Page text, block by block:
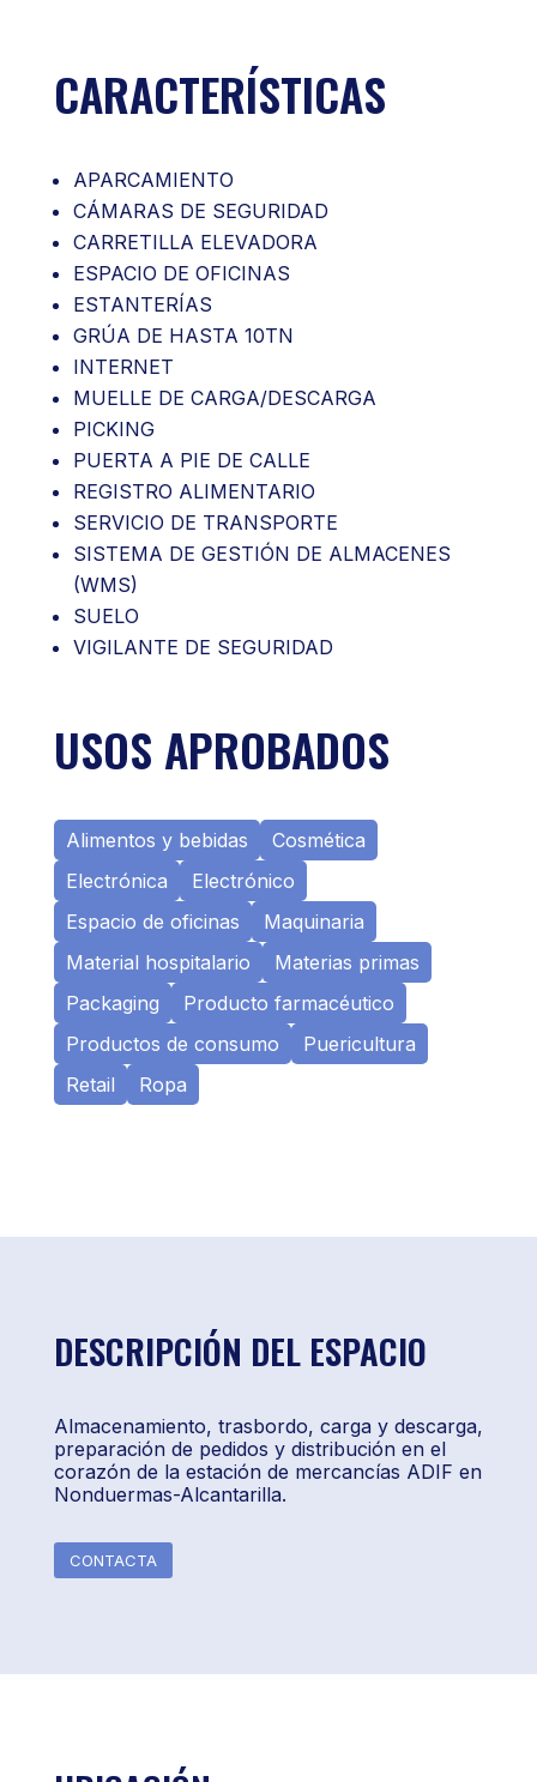
CARACTERÍSTICAS
APARCAMIENTO
CÁMARAS DE SEGURIDAD
CARRETILLA ELEVADORA
ESPACIO DE OFICINAS
ESTANTERÍAS
GRÚA DE HASTA 10TN
INTERNET
MUELLE DE CARGA/DESCARGA
PICKING
PUERTA A PIE DE CALLE
REGISTRO ALIMENTARIO
SERVICIO DE TRANSPORTE
SISTEMA DE GESTIÓN DE ALMACENES
(WMS)
SUELO
VIGILANTE DE SEGURIDAD
USOS APROBADOS
Alimentos y bebidas
Cosmética
Electrónica
Electrónico
Espacio de oficinas
Maquinaria
Material hospitalario
Materias primas
Packaging
Producto farmacéutico
Productos de consumo
Puericultura
Retail
Ropa
DESCRIPCIÓN DEL ESPACIO
Almacenamiento, trasbordo, carga y descarga,
preparación de pedidos y distribución en el
corazón de la estación de mercancías ADIF en
Nonduermas-Alcantarilla.
CONTACTA